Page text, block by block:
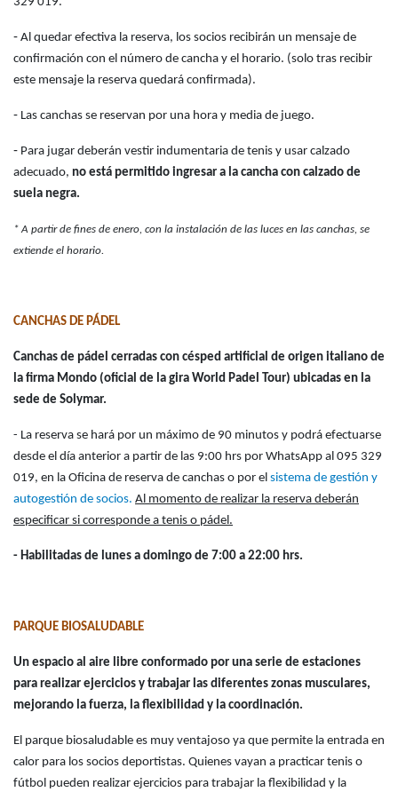
‑ Al quedar efectiva la reserva, los socios recibirán un mensaje de
confirmación con el número de cancha y el horario. (solo tras recibir
este mensaje la reserva quedará confirmada).
‑ Las canchas se reservan por una hora y media de juego.
‑ Para jugar deberán vestir indumentaria de tenis y usar calzado
adecuado, no está permitido ingresar a la cancha con calzado de
suela negra.
* A partir de fines de enero, con la instalación de las luces en las canchas, se
extiende el horario.
CANCHAS DE PÁDEL
Canchas de pádel cerradas con césped artificial de origen italiano de
la firma Mondo (oficial de la gira World Padel Tour) ubicadas en la
sede de Solymar.
- La reserva se hará por un máximo de 90 minutos y podrá efectuarse
desde el día anterior a partir de las 9:00 hrs por WhatsApp al 095 329
019, en la Oficina de reserva de canchas o por el sistema de gestión y
autogestión de socios. Al momento de realizar la reserva deberán
especificar si corresponde a tenis o pádel.
- Habilitadas de lunes a domingo de 7:00 a 22:00 hrs.
PARQUE BIOSALUDABLE
Un espacio al aire libre conformado por una serie de estaciones
para realizar ejercicios y trabajar las diferentes zonas musculares,
mejorando la fuerza, la flexibilidad y la coordinación.
El parque biosaludable es muy ventajoso ya que permite la entrada en
calor para los socios deportistas. Quienes vayan a practicar tenis o
fútbol pueden realizar ejercicios para trabajar la flexibilidad y la